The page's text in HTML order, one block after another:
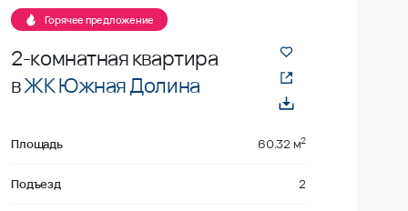
Горячее предложение
2-комнатная квартира
вЖК Южная Долина
Площадь 60.32 м2
Подъезд 2